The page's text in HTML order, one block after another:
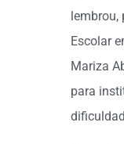
Escolar
Mariza
para